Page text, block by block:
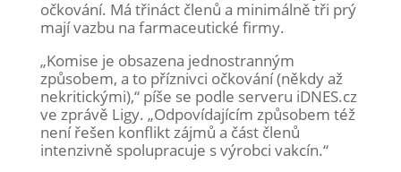
očkování. Má třináct členů a minimálně tři prý
mají vazbu na farmaceutické firmy.
„Komise je obsazena jednostranným
způsobem, a to příznivci očkování (někdy až
nekritickými),“ píše se podle serveru iDNES.cz
ve zprávě Ligy. „Odpovídajícím způsobem též
není řešen konflikt zájmů a část členů
intenzivně spolupracuje s výrobci vakcín.“